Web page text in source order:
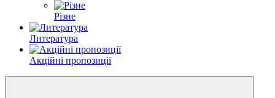
Різне
Литература
Акційні пропозиції